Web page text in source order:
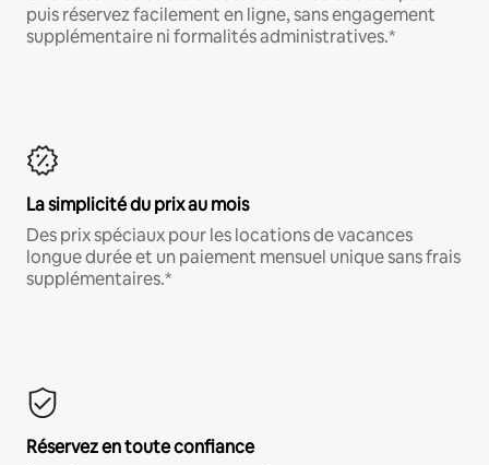
puis réservez facilement en ligne, sans engagement
supplémentaire ni formalités administratives.*
La simplicité du prix au mois
Des prix spéciaux pour les locations de vacances
longue durée et un paiement mensuel unique sans frais
supplémentaires.*
Réservez en toute confiance